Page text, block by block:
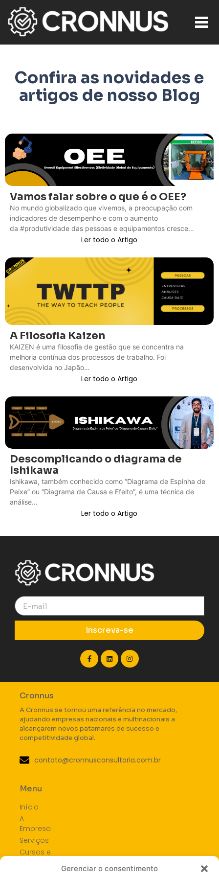
Gerenciar o consentimento
Confira as novidades e
artigos de nosso Blog
Vamos falar sobre o que é o OEE?
No mundo globalizado que vivemos, a preocupação com
indicadores de desempenho e com o aumento
da #produtividade das pessoas e equipamentos cresce…
Ler todo o Artigo
A Filosofia Kaizen
KAIZEN é uma filosofia de gestão que se concentra na
melhoria contínua dos processos de trabalho. Foi
desenvolvida no Japão…
Ler todo o Artigo
Descomplicando o diagrama de
Ishikawa
Ishikawa, também conhecido como “Diagrama de Espinha de
Peixe” ou “Diagrama de Causa e Efeito”, é uma técnica de
análise…
Ler todo o Artigo
Inscreva-se
Cronnus
A Cronnus se tornou uma referência no mercado,
ajudando empresas nacionais e multinacionais a
alcançarem novos patamares de sucesso e
competitividade global.
contato@cronnusconsultoria.com.br
Menu
Início
A
Empresa
Serviços
Cursos e